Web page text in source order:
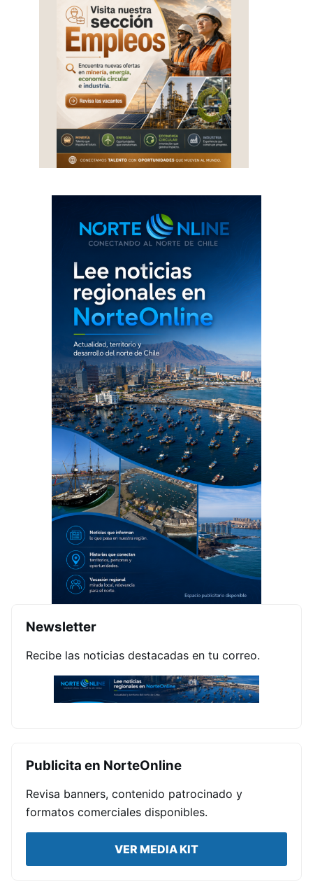
Newsletter
Recibe las noticias destacadas en tu correo.
Publicita en NorteOnline
Revisa banners, contenido patrocinado y
formatos comerciales disponibles.
VER MEDIA KIT